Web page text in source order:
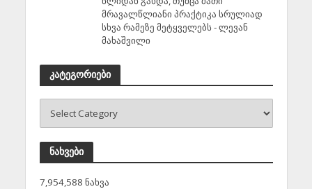
მრავალწლიანი პრაქტიკა სრულიად
სხვა რამეზე მეტყველებს - ლევან
მახაშვილი
კატეგორიები
ნახვები
7,954,588 ნახვა